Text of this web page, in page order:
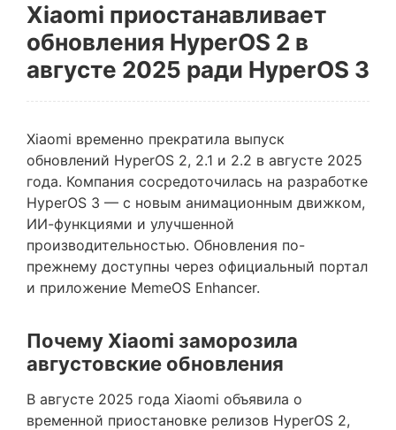
Xiaomi приостанавливает
обновления HyperOS 2 в
августе 2025 ради HyperOS 3
Xiaomi временно прекратила выпуск
обновлений HyperOS 2, 2.1 и 2.2 в августе 2025
года. Компания сосредоточилась на разработке
HyperOS 3 — с новым анимационным движком,
ИИ-функциями и улучшенной
производительностью. Обновления по-
прежнему доступны через официальный портал
и приложение MemeOS Enhancer.
Почему Xiaomi заморозила
августовские обновления
В августе 2025 года Xiaomi объявила о
временной приостановке релизов HyperOS 2,